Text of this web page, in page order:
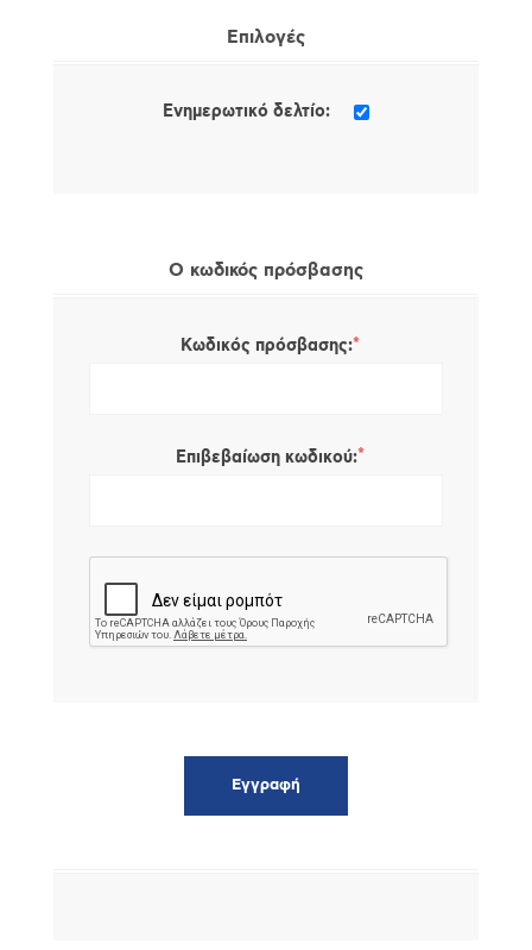
Επιλογές
Ενημερωτικό δελτίο:
Ο κωδικός πρόσβασης
Κωδικός πρόσβασης:*
Επιβεβαίωση κωδικού:*